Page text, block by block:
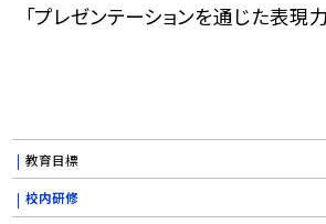
「プレゼンテーションを通じた表現
教育目標
校内研修